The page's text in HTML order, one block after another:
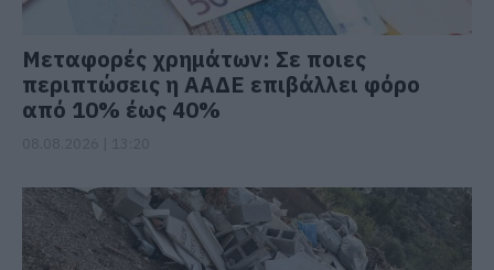
Μεταφορές χρημάτων: Σε ποιες
περιπτώσεις η ΑΑΔΕ επιβάλλει φόρο
από 10% έως 40%